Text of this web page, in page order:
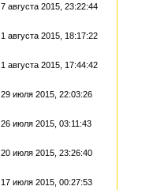
7 августа 2015, 23:22:44
1 августа 2015, 18:17:22
1 августа 2015, 17:44:42
29 июля 2015, 22:03:26
26 июля 2015, 03:11:43
20 июля 2015, 23:26:40
17 июля 2015, 00:27:53